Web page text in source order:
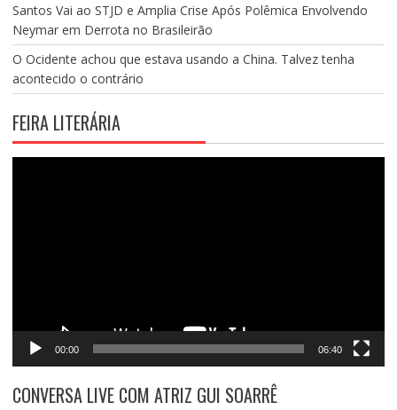
Santos Vai ao STJD e Amplia Crise Após Polêmica Envolvendo
Neymar em Derrota no Brasileirão
O Ocidente achou que estava usando a China. Talvez tenha
acontecido o contrário
FEIRA LITERÁRIA
00:00 06:40
CONVERSA LIVE COM ATRIZ GUI SOARRÊ